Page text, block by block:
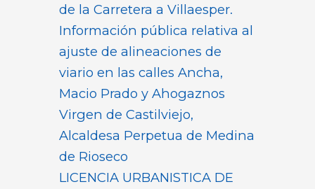
de la Carretera a Villaesper.
Información pública relativa al
ajuste de alineaciones de
viario en las calles Ancha,
Macio Prado y Ahogaznos
Virgen de Castilviejo,
Alcaldesa Perpetua de Medina
de Rioseco
LICENCIA URBANISTICA DE